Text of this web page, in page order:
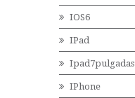
IOS6
IPad
Ipad7pulgadas
IPhone